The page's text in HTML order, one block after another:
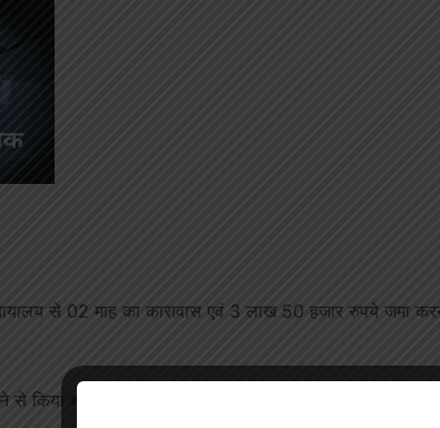
से 02 माह का कारावास एवं 3 लाख 50 हजार रुपये जमा
किया था इंकार